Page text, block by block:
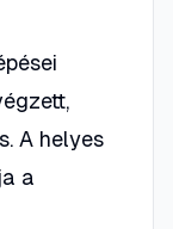
A helyes
a